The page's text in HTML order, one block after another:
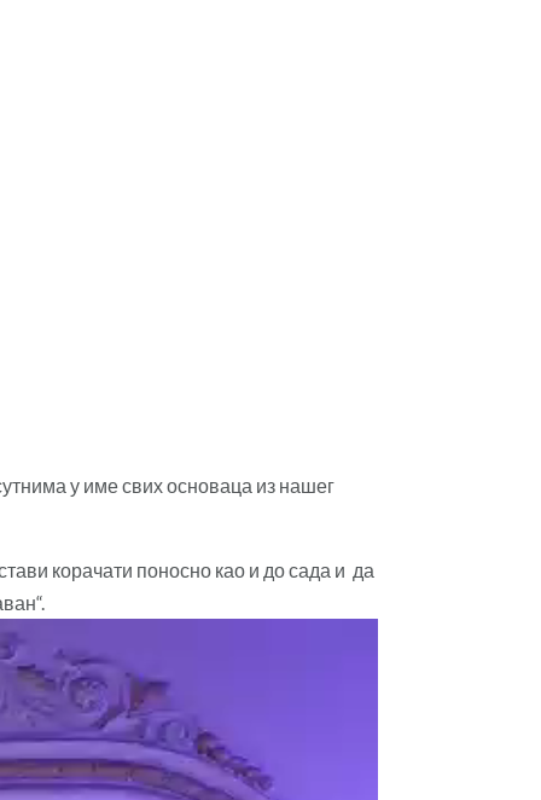
у име свих основаца из нашег
корачати поносно као и до сада и да